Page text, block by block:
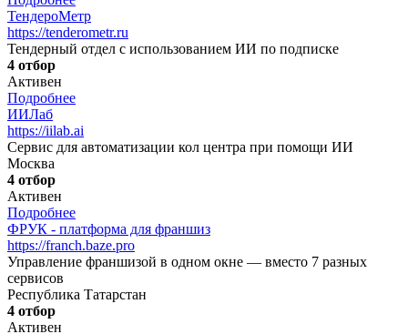
ТендероМетр
https://tenderometr.ru
Тендерный отдел с использованием ИИ по подписке
4 отбор
Активен
Подробнее
ИИЛаб
https://iilab.ai
Сервис для автоматизации кол центра при помощи ИИ
Москва
4 отбор
Активен
Подробнее
ФРУК - платформа для франшиз
https://franch.baze.pro
Управление франшизой в одном окне — вместо 7 разных
сервисов
Республика Татарстан
4 отбор
Активен